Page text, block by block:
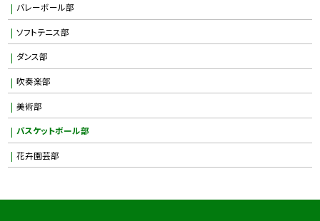
バレーボール部
ソフトテニス部
ダンス部
吹奏楽部
美術部
バスケットボール部
花卉園芸部